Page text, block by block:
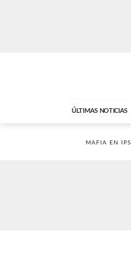
ÚLTIMAS NOTICIAS
MAFIA EN IPS